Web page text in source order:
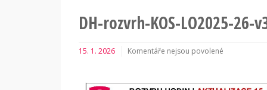
DH-rozvrh-KOS-LO2025-26-
15. 1. 2026
Komentáře nejsou povolené
s